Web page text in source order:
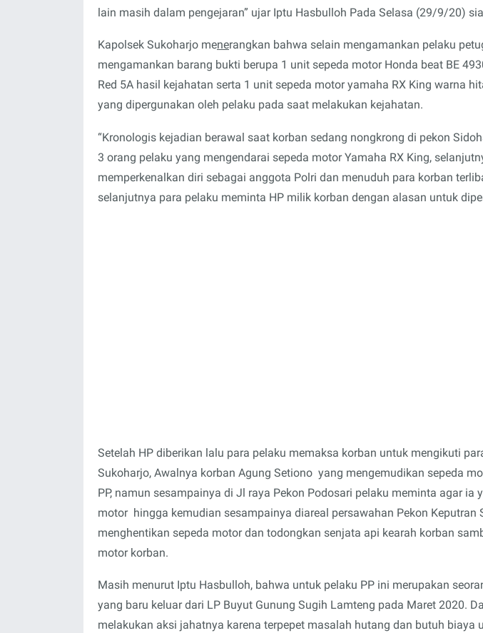
lain masih dalam pengejaran” ujar Iptu Hasbulloh Pada Selasa (29/9/20)
Kapolsek Sukoharjo menerangkan bahwa selain mengamankan pelaku
mengamankan barang bukti berupa 1 unit sepeda motor Honda beat BE
Red 5A hasil kejahatan serta 1 unit sepeda motor yamaha RX King warna
yang dipergunakan oleh pelaku pada saat melakukan kejahatan.
“Kronologis kejadian berawal saat korban sedang nongkrong di pekon
3 orang pelaku yang mengendarai sepeda motor Yamaha RX King,
memperkenalkan diri sebagai anggota Polri dan menuduh para korban
selanjutnya para pelaku meminta HP milik korban dengan alasan untuk
Setelah HP diberikan lalu para pelaku memaksa korban untuk mengikuti
Sukoharjo, Awalnya korban Agung Setiono yang mengemudikan sepeda
PP, namun sesampainya di Jl raya Pekon Podosari pelaku meminta agar ia
motor hingga kemudian sesampainya diareal persawahan Pekon Keputran
menghentikan sepeda motor dan todongkan senjata api kearah korban
motor korban.
Masih menurut Iptu Hasbulloh, bahwa untuk pelaku PP ini merupakan
yang baru keluar dari LP Buyut Gunung Sugih Lamteng pada Maret 2020.
melakukan aksi jahatnya karena terpepet masalah hutang dan butuh biaya